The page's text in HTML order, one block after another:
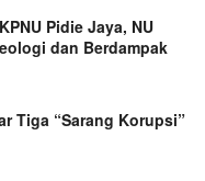
Pidie Jaya, NU
dan Berdampak
Tiga “Sarang Korupsi”